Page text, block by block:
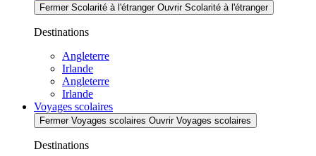
Fermer Scolarité à l'étranger Ouvrir Scolarité à l'étranger
Destinations
Angleterre
Irlande
Angleterre
Irlande
Voyages scolaires
Fermer Voyages scolaires Ouvrir Voyages scolaires
Destinations